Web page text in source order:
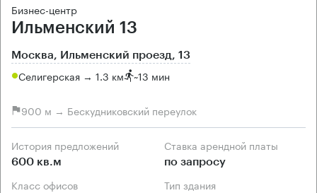
Бизнес-центр
Ильменский 13
Москва, Ильменский проезд, 13
Селигерская → 1.3 км ~13 мин
900 м → Бескудниковский переулок
История предложений
600 кв.м
Ставка арендной платы
по запросу
Класс офисов Тип здания